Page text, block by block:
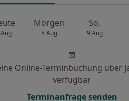
Morgen
8 Aug
So,
9 Aug
Online-Terminbuchung über
verfügbar
Terminanfrage senden